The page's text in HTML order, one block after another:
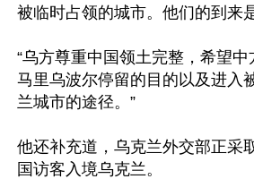
被临时占领的城市。他们的到来
“乌方尊重中国领土完整，希望
马里乌波尔停留的目的以及进入
兰城市的途径。”
他还补充道，乌克兰外交部正采
国访客入境乌克兰。